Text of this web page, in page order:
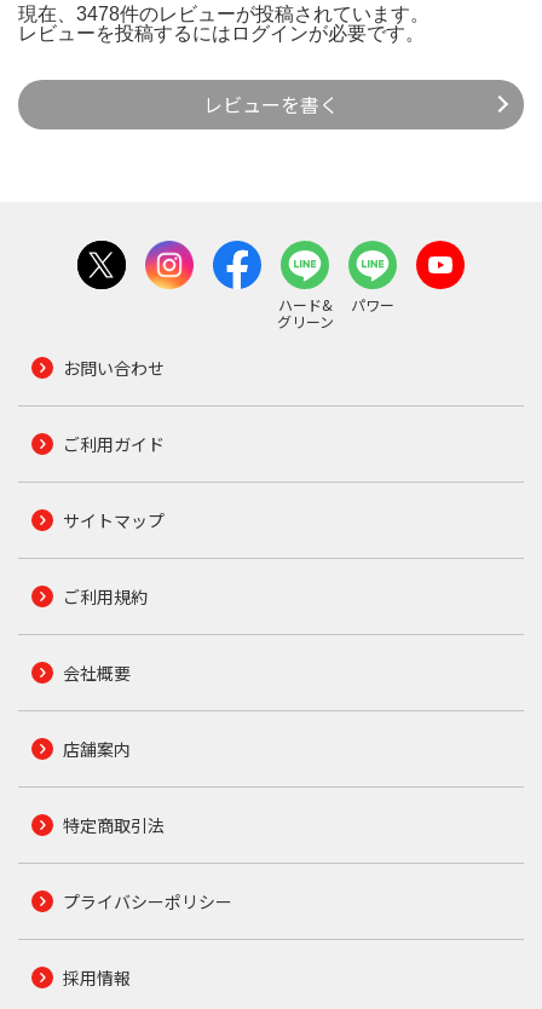
現在、3478件のレビューが投稿されています。
レビューを投稿するには ログインが必要です。
レビューを書く
ハード&
グリーン
パワー
お問い合わせ
ご利用ガイド
サイトマップ
ご利用規約
会社概要
店舗案内
特定商取引法
プライバシーポリシー
採用情報